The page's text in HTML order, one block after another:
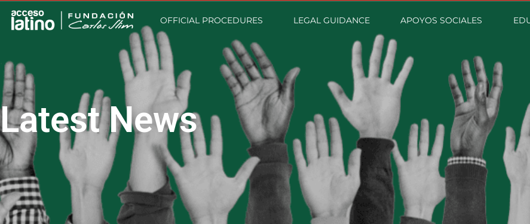
OFFICIAL PROCEDURES LEGAL GUIDANCE APOYOS SOCIALES
Latest News